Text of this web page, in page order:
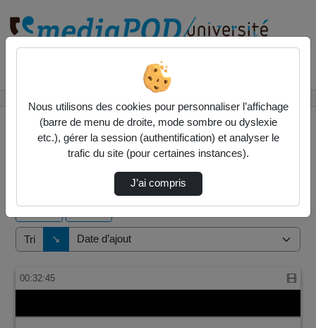
4 vidéos trouvées
Tri ↘
Direction de tri
00:32:45
Nous utilisons des cookies pour personnaliser l’affichage
(barre de menu de droite, mode sombre ou dyslexie
etc.), gérer la session (authentification) et analyser le
trafic du site (pour certaines instances).
J’ai compris